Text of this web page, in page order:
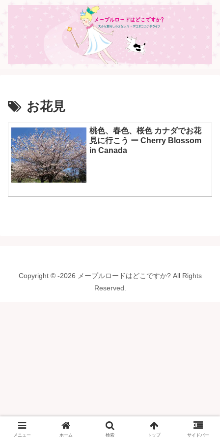
お花見
桃色、春色、桜色 カナダでお花
見に行こう ー Cherry Blossom
in Canada
Copyright © -2026 メープルロードはどこですか? All Rights
Reserved.
メニュー ホーム 検索 トップ サイドバー